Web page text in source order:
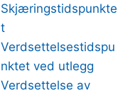
Skjæringstidspunkte
t
Verdsettelsestidspu
nktet ved utlegg
Verdsettelse av